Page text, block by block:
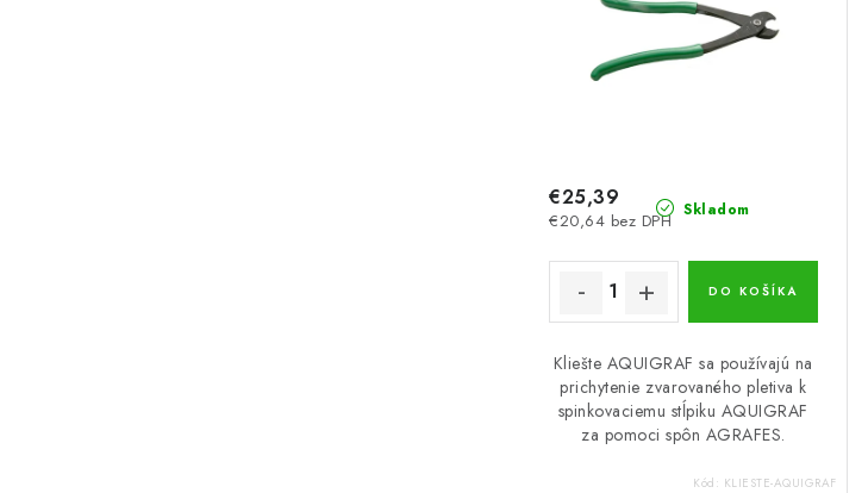
Skladom
€20,64 bez DPH
€25,39
DO KOŠÍKA
Kliešte AQUIGRAF sa používajú na
prichytenie zvarovaného pletiva k
spinkovaciemu stĺpiku AQUIGRAF
za pomoci spôn AGRAFES.
Kód: KLIESTE-AQUIGRAF